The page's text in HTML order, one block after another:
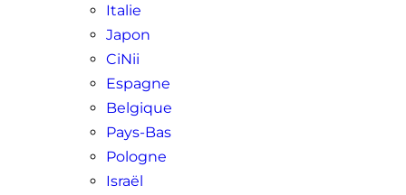
Italie
Japon
CiNii
Espagne
Belgique
Pays-Bas
Pologne
Israël